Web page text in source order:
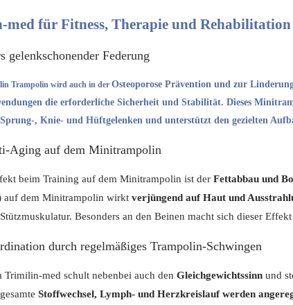
für Fitness, Therapie und Rehabilitation
gelenkschonender Federung
Trampolin wird auch in derOsteoporose Prävention und zur
die erforderlicheSicherheit und Stabilität. Dieses
, Knie- und Hüftgelenken und unterstützt dengezielten
Aging auf dem Minitrampolin
beim Training auf dem Minitrampolin ist derFettabbau und
auf dem Minitrampolin wirkt verjüngend auf Haut und
Besonders an den Beinen macht sich dieser
durch regelmäßiges Trampolin-Schwingen
Trimilin-med schult nebenbei auch denGleichgewichtssinn und
Stoffwechsel, Lymph- und Herzkreislauf werden